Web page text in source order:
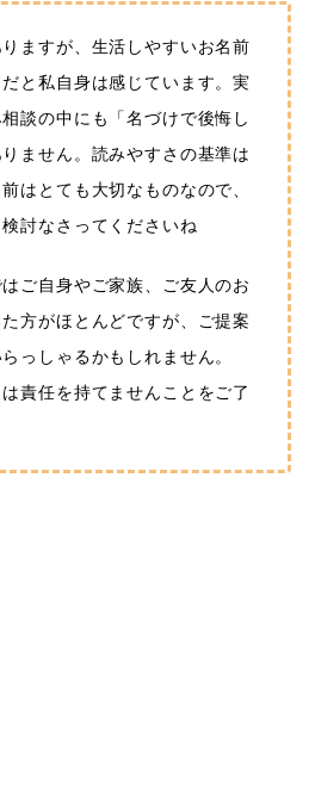
ますが、生活しやすいお名前
と私自身は感じています。実
談の中にも「名づけで後悔し
ません。読みやすさの基準は
はとても大切なものなので、
討なさってくださいね
ご自身やご家族、ご友人のお
方がほとんどですが、ご提案
っしゃるかもしれません。
責任を持てませんことをご了